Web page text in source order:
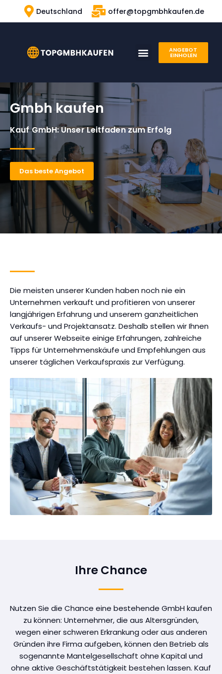
springen
Deutschland offer@topgmbhkaufen.de
ANGEBOT
EINHOLEN
Gmbh kaufen
Kauf GmbH: Unser Leitfaden zum Erfolg
Das beste Angebot
Die meisten unserer Kunden haben noch nie ein
Unternehmen verkauft und profitieren von unserer
langjährigen Erfahrung und unserem ganzheitlichen
Verkaufs- und Projektansatz. Deshalb stellen wir Ihnen
auf unserer Webseite einige Erfahrungen, zahlreiche
Tipps für Unternehmenskäufe und Empfehlungen aus
unserer täglichen Verkaufspraxis zur Verfügung.
Ihre Chance
Nutzen Sie die Chance eine bestehende GmbH kaufen
zu können: Unternehmer, die aus Altersgründen,
wegen einer schweren Erkrankung oder aus anderen
Gründen ihre Firma aufgeben, können den Betrieb als
sogenannte Mantelgesellschaft ohne Kapital und
ohne aktive Geschäftstätigkeit bestehen lassen. Kauf